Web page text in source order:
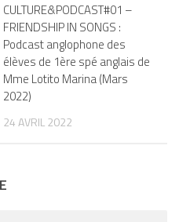
CULTURE&PODCAST#01 –
FRIENDSHIP IN SONGS :
Podcast anglophone des
élèves de 1ère spé anglais de
Mme Lotito Marina (Mars
2022)
24 AVRIL 2022